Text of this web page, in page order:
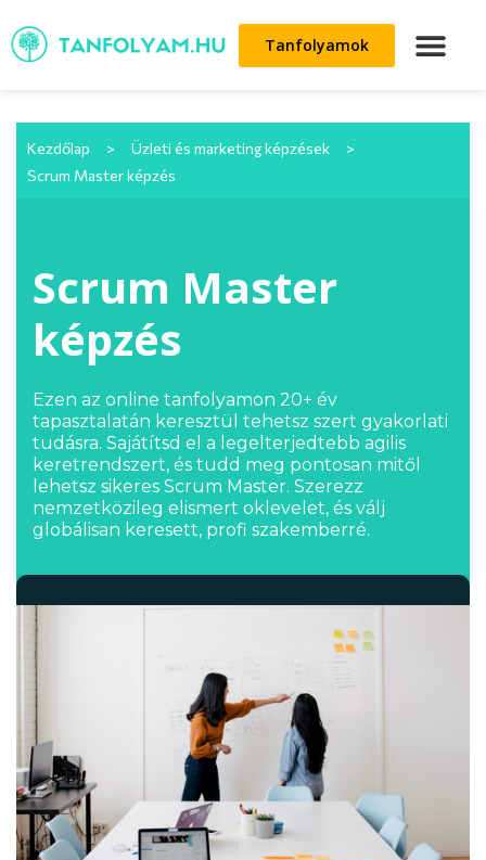
Tanfolyamok
Kezdőlap > Üzleti és marketing képzések
>
Scrum Master képzés
Scrum Master
képzés
Ezen az online tanfolyamon 20+ év
tapasztalatán keresztül tehetsz szert gyakorlati
tudásra. Sajátítsd el a legelterjedtebb agilis
keretrendszert, és tudd meg pontosan mitől
lehetsz sikeres Scrum Master. Szerezz
nemzetközileg elismert oklevelet, és válj
globálisan keresett, profi szakemberré.